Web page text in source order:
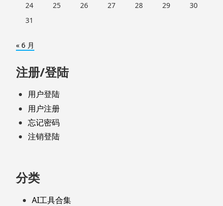
24 25 26 27 28 29
30
31
« 6 月
注册/登陆
用户登陆
用户注册
忘记密码
注销登陆
分类
AI工具合集